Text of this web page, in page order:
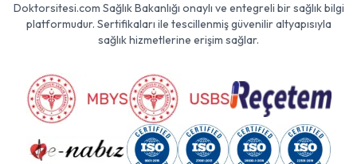
Doktorsitesi.com Sağlık Bakanlığı onaylı ve entegreli bir sağlık bilgi
platformudur. Sertifikaları ile tescillenmiş güvenilir altyapısıyla
sağlık hizmetlerine erişim sağlar.